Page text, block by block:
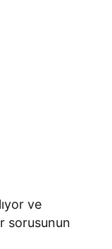
ve
sorusunun